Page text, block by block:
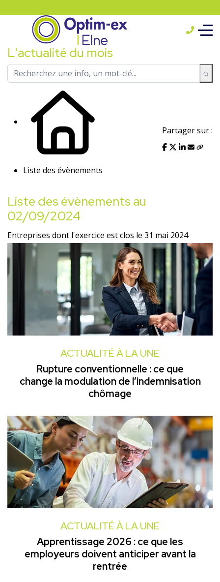
L'actualité du mois
Liste des évènements
Partager sur :
Liste des évènements au
02/09/2024
Entreprises dont l'exercice est clos le 31 mai 2024
ACTUALITÉ À LA UNE
Rupture conventionnelle : ce que
change la modulation de l’indemnisation
chômage
ACTUALITÉ À LA UNE
Apprentissage 2026 : ce que les
employeurs doivent anticiper avant la
rentrée